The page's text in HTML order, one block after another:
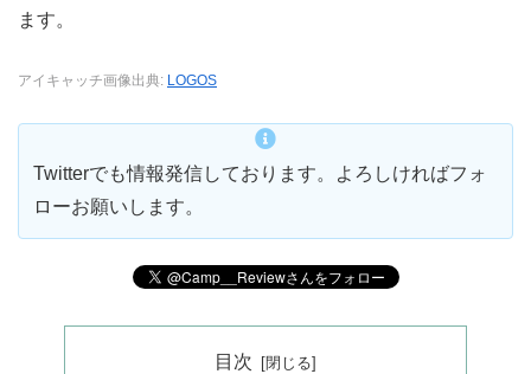
ます。
アイキャッチ画像出典: LOGOS
Twitterでも情報発信しております。よろしければフォ
ローお願いします。
目次